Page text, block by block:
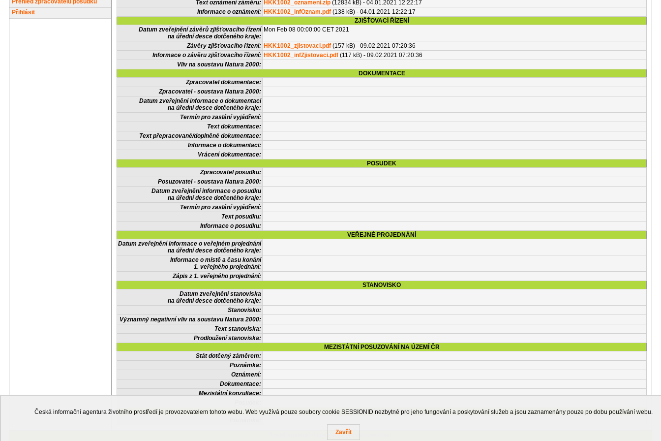
Přehled zpracovatelů posudků
Přihlásit
Text oznámení záměru: HKK1002_oznameni.zip (12834 kB) - 04.01.2021 12:22:17
Informace o oznámení: HKK1002_infOznam.pdf (138 kB) - 04.01.2021 12:22:17
ZJIŠŤOVACÍ ŘÍZENÍ
Datum zveřejnění závěrů zjišťovacího řízení
na úřední desce dotčeného kraje:
Mon Feb 08 00:00:00 CET 2021
Závěry zjišťovacího řízení: HKK1002_zjistovaci.pdf (157 kB) - 09.02.2021 07:20:36
Informace o závěru zjišťovacího řízení: HKK1002_infZjistovaci.pdf (117 kB) - 09.02.2021 07:20:36
Vliv na soustavu Natura 2000:
DOKUMENTACE
Zpracovatel dokumentace:
Zpracovatel - soustava Natura 2000:
Datum zveřejnění informace o dokumentaci
na úřední desce dotčeného kraje:
Termín pro zaslání vyjádření:
Text dokumentace:
Text přepracované/doplněné dokumentace:
Informace o dokumentaci:
Vrácení dokumentace:
POSUDEK
Zpracovatel posudku:
Posuzovatel - soustava Natura 2000:
Datum zveřejnění informace o posudku
na úřední desce dotčeného kraje:
Termín pro zaslání vyjádření:
Text posudku:
Informace o posudku:
VEŘEJNÉ PROJEDNÁNÍ
Datum zveřejnění informace o veřejném projednání
na úřední desce dotčeného kraje:
Informace o místě a času konání
1. veřejného projednání:
Zápis z 1. veřejného projednání:
STANOVISKO
Datum zveřejnění stanoviska
na úřední desce dotčeného kraje:
Stanovisko:
Významný negativní vliv na soustavu Natura 2000:
Text stanoviska:
Prodloužení stanoviska:
MEZISTÁTNÍ POSUZOVÁNÍ NA ÚZEMÍ ČR
Stát dotčený záměrem:
Poznámka:
Oznámení:
Dokumentace:
Mezistátní konzultace:
OSTATNÍ INFORMACE
Česká informační agentura životního prostředí
Česká informační agentura životního prostředí je provozovatelem tohoto webu. Web využívá pouze soubory cookie SESSIONID nezbytné pro jeho fungování a poskytování služeb a jsou zaznamenány pouze po dobu používání webu.
Zavřít